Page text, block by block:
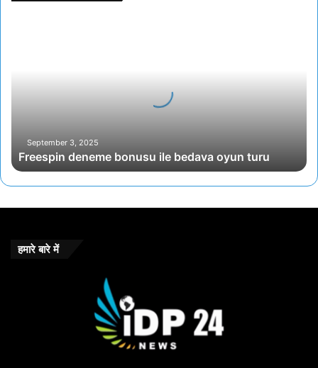
September 3, 2025
Freespin deneme bonusu ile bedava oyun turu
हमारे बारे में